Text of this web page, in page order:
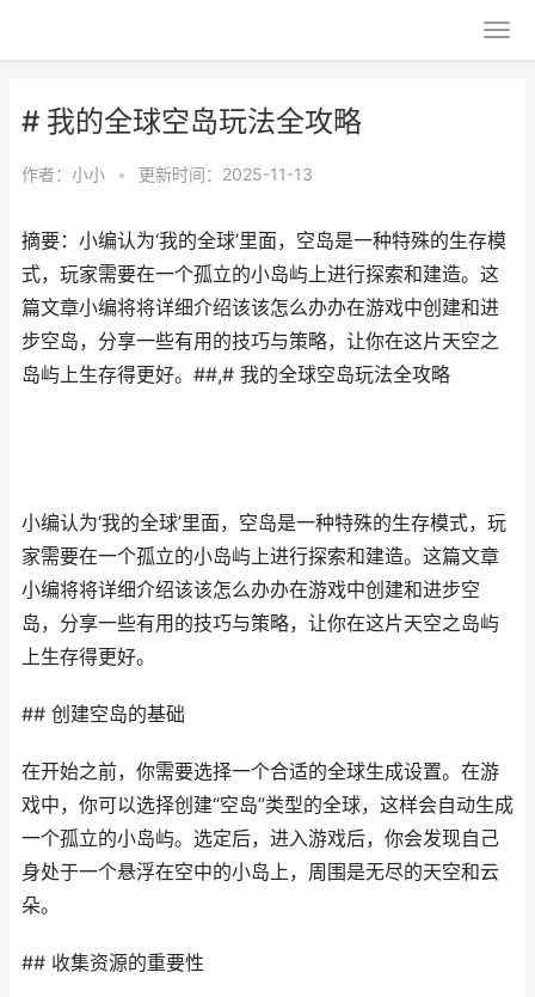
# 我的全球空岛玩法全攻略
作者： 小小 • 更新时间：2025-11-13
摘要：小编认为‘我的全球’里面，空岛是一种特殊的生存模
式，玩家需要在一个孤立的小岛屿上进行探索和建造。这
篇文章小编将将详细介绍该该怎么办办在游戏中创建和进
步空岛，分享一些有用的技巧与策略，让你在这片天空之
岛屿上生存得更好。##,# 我的全球空岛玩法全攻略
小编认为‘我的全球’里面，空岛是一种特殊的生存模式，玩
家需要在一个孤立的小岛屿上进行探索和建造。这篇文章
小编将将详细介绍该该怎么办办在游戏中创建和进步空
岛，分享一些有用的技巧与策略，让你在这片天空之岛屿
上生存得更好。
## 创建空岛的基础
在开始之前，你需要选择一个合适的全球生成设置。在游
戏中，你可以选择创建“空岛”类型的全球，这样会自动生成
一个孤立的小岛屿。选定后，进入游戏后，你会发现自己
身处于一个悬浮在空中的小岛上，周围是无尽的天空和云
朵。
## 收集资源的重要性